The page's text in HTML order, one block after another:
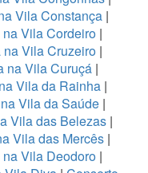
Vila Constança|
Vila Cordeiro |
Vila Cruzeiro |
na Vila Curuçá |
Vila da Rainha |
Vila da Saúde|
Vila das Belezas |
Vila das Mercês |
Vila Deodoro |